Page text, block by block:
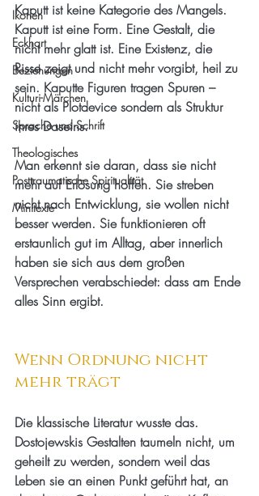
Ikonen
Eckhart
Beziehungen
Kulturi-Märchen
Sprache und Schrift
Theologisches
Posttraumatische Spiritualität
Minitexte
Kaputt ist keine Kategorie des Mangels.
Kaputt ist eine Form. Eine Gestalt, die
nicht mehr glatt ist. Eine Existenz, die
Risse zeigt und nicht mehr vorgibt, heil zu
sein. Kaputte Figuren tragen Spuren –
nicht als Plotdevice sondern als Struktur
ihres Daseins.
Man erkennt sie daran, dass sie nicht
mehr auf Erlösung hoffen. Sie streben
nicht nach Entwicklung, sie wollen nicht
besser werden. Sie funktionieren oft
erstaunlich gut im Alltag, aber innerlich
haben sie sich aus dem großen
Versprechen verabschiedet: dass am Ende
alles Sinn ergibt.
Wenn Ordnung nicht
mehr trägt
Die klassische Literatur wusste das.
Dostojewskis Gestalten taumeln nicht, um
geheilt zu werden, sondern weil das
Leben sie an einen Punkt geführt hat, an